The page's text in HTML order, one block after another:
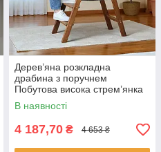
Дерев’яна розкладна
драбина з поручнем
Побутова висока стрем’янка
для дому
В наявності
4 187,70 ₴ 4 653 ₴